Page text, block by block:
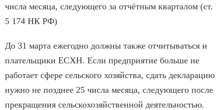
числа месяца, следующего за отчётным кварталом (ст.
5 174 НК РФ)
До 31 марта ежегодно должны также отчитываться и
плательщики ЕСХН. Если предприятие больше не
работает сфере сельского хозяйства, сдать декларацию
нужно не позднее 25 числа месяца, следующего после
прекращения сельскохозяйственной деятельностью.